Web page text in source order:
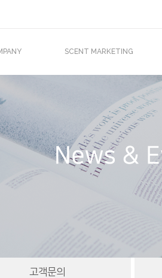
도
재산권
SCENT MARKETING
바이오미스트
아이센트
주문제작 서비스
고객문의